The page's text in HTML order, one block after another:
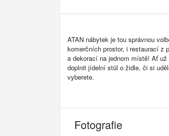
ATAN nábytek je tou správnou
komerčních prostor, i restaurací z
a dekorací na jednom místě! Ať
doplnit jídelní stůl o židle, či si
vyberete.
Fotografie